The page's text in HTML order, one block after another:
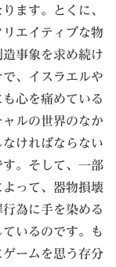
ます。とくに、
エイティブな物
事象を求め続け
、イスラエルや
心を痛めている
ルの世界のなか
ければならない
。そして、一部
って、器物損壊
為に手を染める
いるのです。も
ームを思う存分